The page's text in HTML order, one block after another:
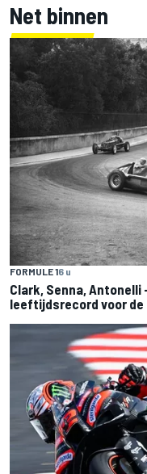
Net binnen
FORMULE 16 u
Clark, Senna,
leeftijdsrecord voor de